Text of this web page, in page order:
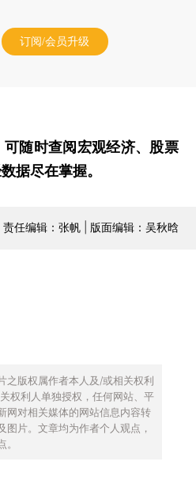
订阅/会员升级
可随时查阅宏观经济、股票
据尽在掌握。
责任编辑：张帆 | 版面编辑：吴秋晗
之版权属作者本人及/或相关权利
权利人单独授权，任何网站、平
网对相关媒体的网站信息内容转
图片。文章均为作者个人观点，